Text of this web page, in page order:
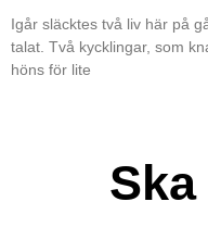
Igår släcktes två liv här på
talat. Två kycklingar, som
höns för lite